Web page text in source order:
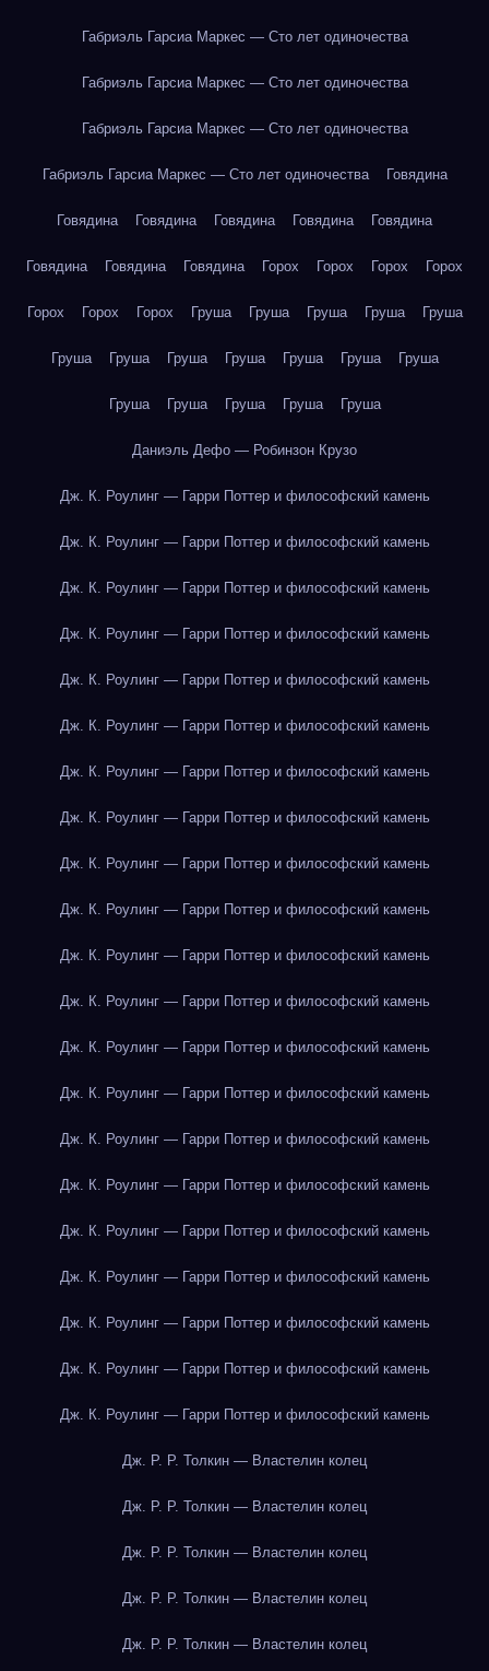
Габриэль Гарсиа Маркес — Сто лет одиночества
Габриэль Гарсиа Маркес — Сто лет одиночества
Габриэль Гарсиа Маркес — Сто лет одиночества
Габриэль Гарсиа Маркес — Сто лет одиночества Говядина
Говядина Говядина Говядина Говядина Говядина
Говядина Говядина Говядина Горох Горох Горох Горох
Горох Горох Горох Груша Груша Груша Груша Груша
Груша Груша Груша Груша Груша Груша Груша
Груша Груша Груша Груша Груша
Даниэль Дефо — Робинзон Крузо
Дж. К. Роулинг — Гарри Поттер и философский камень
Дж. К. Роулинг — Гарри Поттер и философский камень
Дж. К. Роулинг — Гарри Поттер и философский камень
Дж. К. Роулинг — Гарри Поттер и философский камень
Дж. К. Роулинг — Гарри Поттер и философский камень
Дж. К. Роулинг — Гарри Поттер и философский камень
Дж. К. Роулинг — Гарри Поттер и философский камень
Дж. К. Роулинг — Гарри Поттер и философский камень
Дж. К. Роулинг — Гарри Поттер и философский камень
Дж. К. Роулинг — Гарри Поттер и философский камень
Дж. К. Роулинг — Гарри Поттер и философский камень
Дж. К. Роулинг — Гарри Поттер и философский камень
Дж. К. Роулинг — Гарри Поттер и философский камень
Дж. К. Роулинг — Гарри Поттер и философский камень
Дж. К. Роулинг — Гарри Поттер и философский камень
Дж. К. Роулинг — Гарри Поттер и философский камень
Дж. К. Роулинг — Гарри Поттер и философский камень
Дж. К. Роулинг — Гарри Поттер и философский камень
Дж. К. Роулинг — Гарри Поттер и философский камень
Дж. К. Роулинг — Гарри Поттер и философский камень
Дж. К. Роулинг — Гарри Поттер и философский камень
Дж. Р. Р. Толкин — Властелин колец
Дж. Р. Р. Толкин — Властелин колец
Дж. Р. Р. Толкин — Властелин колец
Дж. Р. Р. Толкин — Властелин колец
Дж. Р. Р. Толкин — Властелин колец